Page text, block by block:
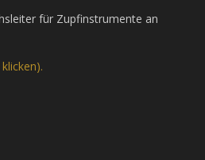
für Zupfinstrumente an